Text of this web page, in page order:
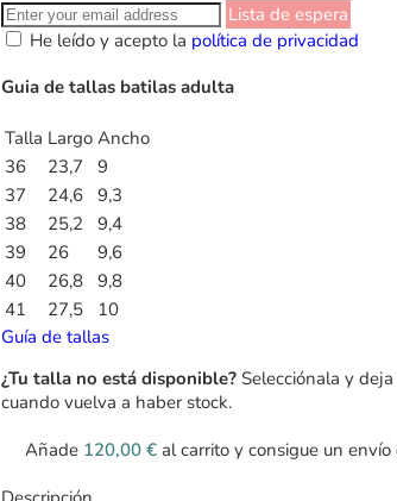
Lista de espera
He leído y acepto la política de privacidad
Guia de tallas batilas adulta
Talla Largo Ancho
36
23,7
9
37
24,6
9,3
38
25,2
9,4
39
26
9,6
40
26,8
9,8
41
27,5
10
Guía de tallas
¿Tu talla no está disponible?Selecciónala y
cuando vuelva a haber stock.
Añade 120,00 €al carrito y consigue un envío